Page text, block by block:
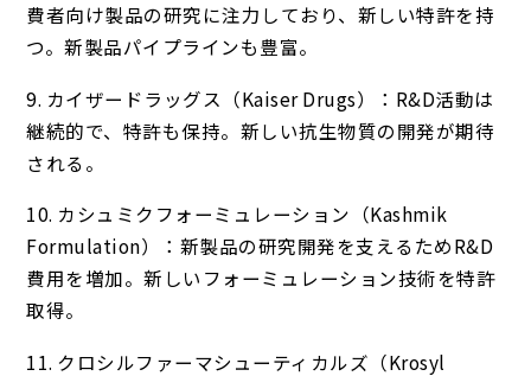
費者向け製品の研究に注力しており、新しい特許を持
つ。新製品パイプラインも豊富。
9. カイザードラッグス（Kaiser Drugs）：R&D活動は
継続的で、特許も保持。新しい抗生物質の開発が期待
される。
10. カシュミクフォーミュレーション（Kashmik
Formulation）：新製品の研究開発を支えるためR&D
費用を増加。新しいフォーミュレーション技術を特許
取得。
11. クロシルファーマシューティカルズ（Krosyl